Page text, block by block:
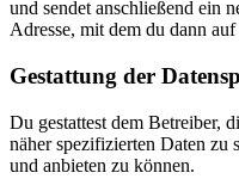
und sendet anschließend ein
Adresse, mit dem du dann
Gestattung der
Du gestattest dem Betreiber,
näher spezifizierten Daten zu
und anbieten zu können.